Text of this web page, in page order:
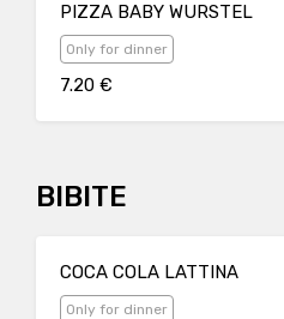
PIZZA BABY WURSTEL
Only for dinner
7.20 €
BIBITE
COCA COLA LATTINA
Only for dinner